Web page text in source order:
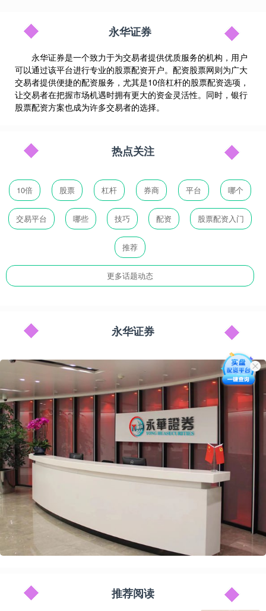
永华证券
永华证券是一个致力于为交易者提供优质服务的机构，用户
可以通过该平台进行专业的股票配资开户。配资股票网则为广大
交易者提供便捷的配资服务，尤其是10倍杠杆的股票配资选项，
让交易者在把握市场机遇时拥有更大的资金灵活性。同时，银行
股票配资方案也成为许多交易者的选择。
热点关注
10倍 股票 杠杆 券商 平台 哪个
交易平台 哪些 技巧 配资 股票配资入门
推荐
更多话题动态
永华证券
推荐阅读